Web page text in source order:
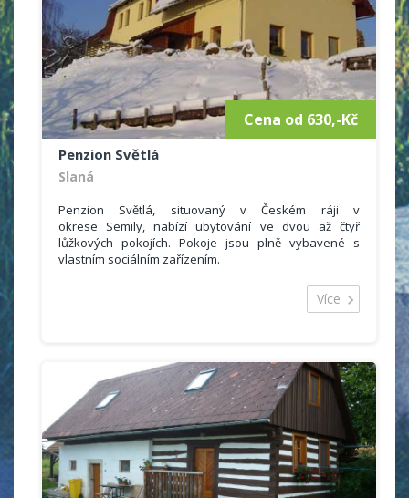
Cena od 630,-Kč
Penzion Světlá
Slaná
Penzion Světlá, situovaný v Českém ráji v
okrese Semily, nabízí ubytování ve dvou až čtyř
lůžkových pokojích. Pokoje jsou plně vybavené s
vlastním sociálním zařízením.
nachází v malebné oblasti Českého ráje u hory
Kozákov, která je známá především výskytem
ročníky či rodiny s dětmi, tak i seniory či páry, prostě
všechny, kteří májí rádi Český ráj a dobré jídlo.
Více